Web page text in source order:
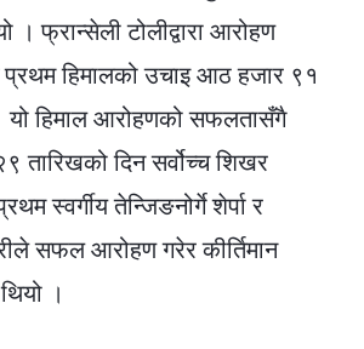
। फ्रान्सेली टोलीद्वारा आरोहण
प्रथम हिमालको उचाइ आठ हजार ९१
यो हिमाल आरोहणको सफलतासँगै
तारिखको दिन सर्वोच्च शिखर
स्वर्गीय तेन्जिङनोर्गे शेर्पा र
सफल आरोहण गरेर कीर्तिमान
।